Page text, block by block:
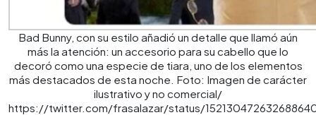
Bad Bunny, con su estilo añadió un detalle que llamó aún
más la atención: un accesorio para su cabello que lo
decoró como una especie de tiara, uno de los elementos
más destacados de esta noche. Foto: Imagen de carácter
ilustrativo y no comercial/
https://twitter.com/frasalazar/status/